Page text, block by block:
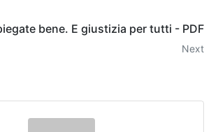
bene. E giustizia per tutti - PDF
Next